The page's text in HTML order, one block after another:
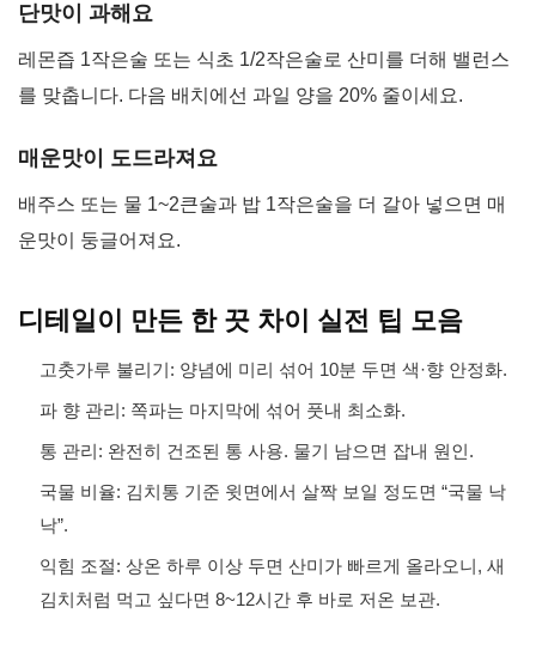
단맛이 과해요
레몬즙 1작은술 또는 식초 1/2작은술로 산미를 더해 밸런스
를 맞춥니다. 다음 배치에선 과일 양을 20% 줄이세요.
매운맛이 도드라져요
배주스 또는 물 1~2큰술과 밥 1작은술을 더 갈아 넣으면 매
운맛이 둥글어져요.
디테일이 만든 한 끗 차이 실전 팁 모음
고춧가루 불리기: 양념에 미리 섞어 10분 두면 색·향 안정화.
파 향 관리: 쪽파는 마지막에 섞어 풋내 최소화.
통 관리: 완전히 건조된 통 사용. 물기 남으면 잡내 원인.
국물 비율: 김치통 기준 윗면에서 살짝 보일 정도면 “국물 낙
낙”.
익힘 조절: 상온 하루 이상 두면 산미가 빠르게 올라오니, 새
김치처럼 먹고 싶다면 8~12시간 후 바로 저온 보관.